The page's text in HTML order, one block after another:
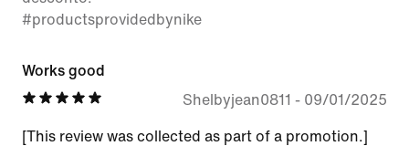
#productsprovidedbynike
Works good
Shelbyjean0811 - 09/01/2025
[This review was collected as part of a promotion.]